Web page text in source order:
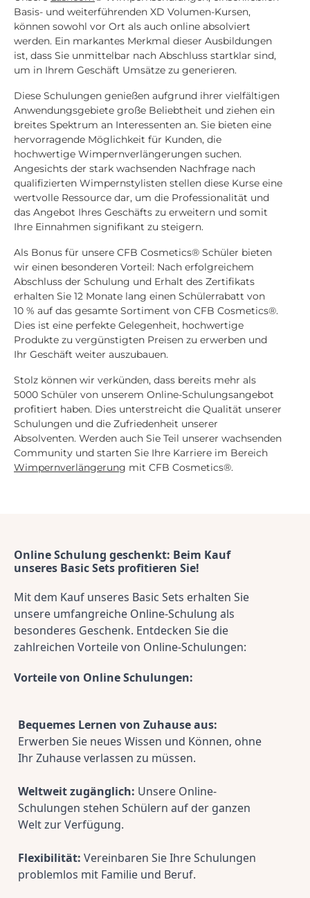
Basis- und weiterführenden XD Volumen-Kursen,
können sowohl vor Ort als auch online absolviert
werden. Ein markantes Merkmal dieser Ausbildungen
ist, dass Sie unmittelbar nach Abschluss startklar sind,
um in Ihrem Geschäft Umsätze zu generieren.
Diese Schulungen genießen aufgrund ihrer vielfältigen
Anwendungsgebiete große Beliebtheit und ziehen ein
breites Spektrum an Interessenten an. Sie bieten eine
hervorragende Möglichkeit für Kunden, die
hochwertige Wimpernverlängerungen suchen.
Angesichts der stark wachsenden Nachfrage nach
qualifizierten Wimpernstylisten stellen diese Kurse eine
wertvolle Ressource dar, um die Professionalität und
das Angebot Ihres Geschäfts zu erweitern und somit
Ihre Einnahmen signifikant zu steigern.
Als Bonus für unsere CFB Cosmetics® Schüler bieten
wir einen besonderen Vorteil: Nach erfolgreichem
Abschluss der Schulung und Erhalt des Zertifikats
erhalten Sie 12 Monate lang einen Schülerrabatt von
10 % auf das gesamte Sortiment von CFB Cosmetics®.
Dies ist eine perfekte Gelegenheit, hochwertige
Produkte zu vergünstigten Preisen zu erwerben und
Ihr Geschäft weiter auszubauen.
Stolz können wir verkünden, dass bereits mehr als
5000 Schüler von unserem Online-Schulungsangebot
profitiert haben. Dies unterstreicht die Qualität unserer
Schulungen und die Zufriedenheit unserer
Absolventen. Werden auch Sie Teil unserer wachsenden
Community und starten Sie Ihre Karriere im Bereich
Wimpernverlängerung mit CFB Cosmetics®.
Online Schulung geschenkt: Beim Kauf
unseres Basic Sets profitieren Sie!
Mit dem Kauf unseres Basic Sets erhalten Sie
unsere umfangreiche Online-Schulung als
besonderes Geschenk. Entdecken Sie die
zahlreichen Vorteile von Online-Schulungen:
Vorteile von Online Schulungen:
Bequemes Lernen von Zuhause aus:
Erwerben Sie neues Wissen und Können, ohne
Ihr Zuhause verlassen zu müssen.
Weltweit zugänglich: Unsere Online-
Schulungen stehen Schülern auf der ganzen
Welt zur Verfügung.
Flexibilität: Vereinbaren Sie Ihre Schulungen
problemlos mit Familie und Beruf.